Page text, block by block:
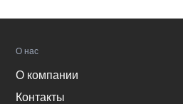
О нас
О компании
Контакты